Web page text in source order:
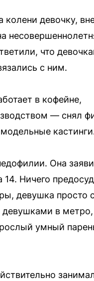
девочку,
что
с ним.
в кофейне,
— снял
Она
Ничего
девушка просто
в
умный